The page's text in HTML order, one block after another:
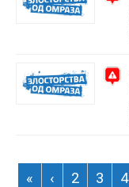
« ‹ 2 3 4